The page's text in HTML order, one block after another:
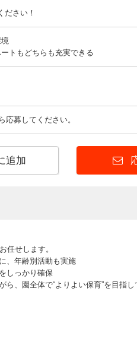
ださい！
トもどちらも充実できる
応募してください。
追加
任せします。
、年齢別活動も実施
しっかり確保
、園全体で“よりよい保育”を目指し